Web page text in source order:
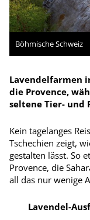
Böhmische Schweiz
Lavendelfarmen
die Provence,
seltene Tier- und
Kein tagelanges
Tschechien zeigt,
gestalten lässt. So
Provence, die
all das nur wenige
Lavendel-